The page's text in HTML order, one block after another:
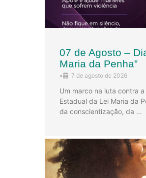
07 de Agosto –
Maria da Penha”
• 7 de agosto de 2026
Um marco na luta contra
Estadual da Lei Maria da
da conscientização, da …